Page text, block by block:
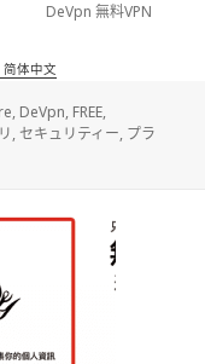
DeVpn 無料VPN
, DeVpn, FREE,
, セキュリティー, プラ
简体中文